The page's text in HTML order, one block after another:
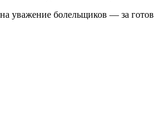
уважение болельщиков — за